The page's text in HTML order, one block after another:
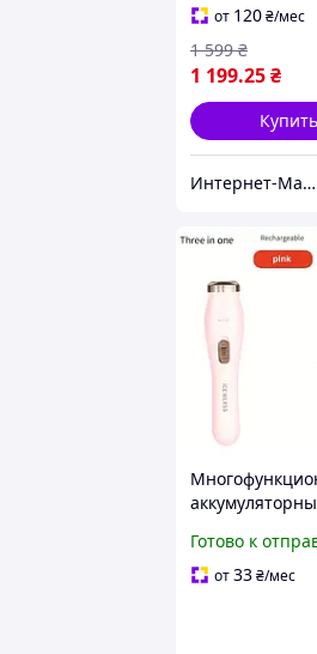
от 120₴/мес
1 199.25₴
1 599 ₴
Купить
Интернет-Магазин "Uniqum Style". Создай свой уникальный стиль!
HX-676-PI
Готово к
от33₴/мес